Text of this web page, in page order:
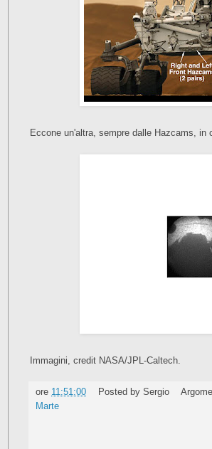
Eccone un'altra, sempre dalle Hazcams, in
Immagini, credit NASA/JPL-Caltech.
ore 11:51:00 Posted by Sergio
Marte